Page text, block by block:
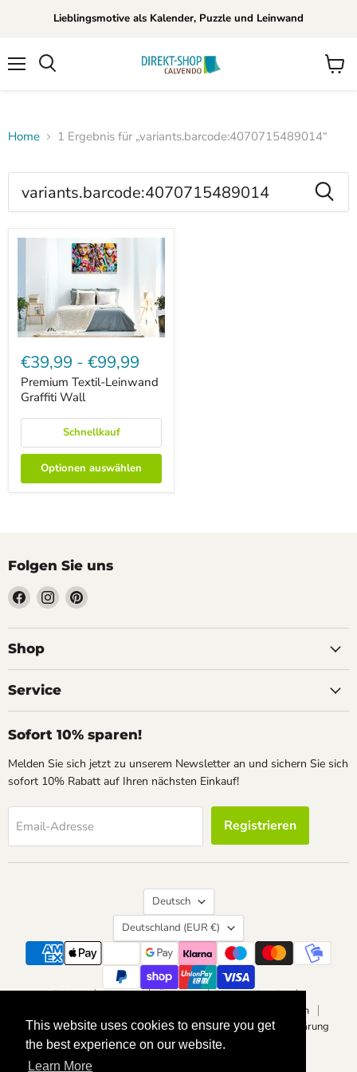
This website uses cookies to ensure you get
the best experience on our website.
Learn More
This website uses cookies to ensure you get
the best experience on our website.
Learn More
Lieblingsmotive als Kalender, Puzzle und Leinwand
Home 1 Ergebnis für „variants.barcode:4070715489014“
Suchergebnisse
für
Premium
Textil-
Leinwand
Graffiti
Wall
€39,99 - €99,99
Premium Textil-Leinwand
Graffiti Wall
Schnellkauf
Optionen auswählen
Folgen Sie uns
Finden
Sie
uns
auf
Finden
Sie
uns
Finden
uns
Shop
Service
Sofort 10% sparen!
Melden Sie sich jetzt zu unserem Newsletter an und sichern Sie sich
sofort 10% Rabatt auf Ihren nächsten Einkauf!
Email-Adresse Registrieren
Sprache
Deutsch
Land
Deutschland (EUR €)
Suchen Kontakt Über uns
Widerrufsrecht
Impressum
Allgemeine Geschäftsbedingungen
Barrierefreiheitserklärung
Copyright © 2026 calvendoverlag.